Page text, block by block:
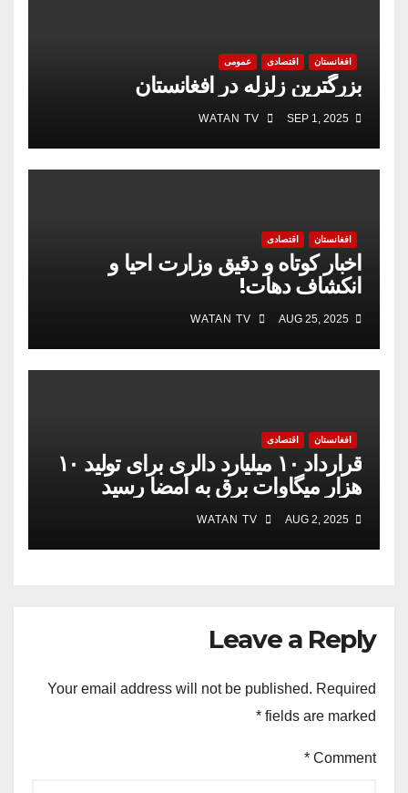
افغانستان اقتصادی عمومی
بزرگترین زلزله در افغانستان
افغانستان اقتصادی
اخبار کوتاه و دقیق وزارت احیا و
انکشاف دهات!
افغانستان اقتصادی
قرارداد ۱۰ میلیارد دالری برای تولید ۱۰
هزار میگاوات برق به امضا رسید
Leave a Reply
Your email address will not be published. Required
fields are marked
*
Comment
*